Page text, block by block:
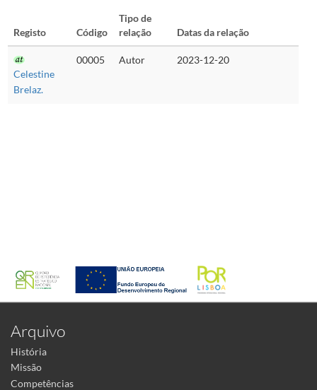
Registo Código
Tipo de
relação
Datas da relação
Celestine
Brelaz.
00005 Autor 2023-12-20
Arquivo
História
Missão
Competências